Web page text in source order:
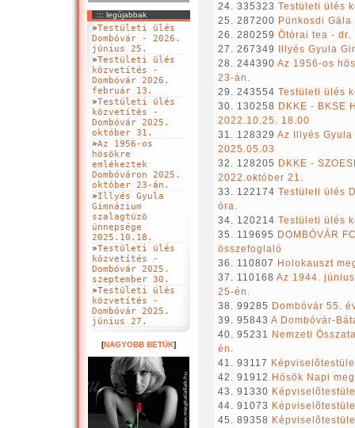
24. 335323 Testületi ülés
25. 287200 Pünkosdi
26. 280259 Ötórai tea - dr.
27. 267349
Illyés Gyula
28. 244390 Az 1956-os
23-án.
29. 243554 Testületi ülés
30. 130258 DKKE - BKSE
2022.10.25. 18.00
31. 128329 Az Illyés
2025.05.03
32. 128205 DKKE -
2022.október 21.
33. 122174 Testületi ülés
óra.
34. 120214 Testületi ülés
35. 119695 DOMBÓVÁR
összefoglaló
36. 110807 Holokauszt
37. 110168 Az 1944.
25-én.
38. 99285 Dombóvár 55.
39. 95843 A Dombóvár-
40. 95231 Nemzeti
én.
41. 93117
42. 91912 Hösök Napi
43. 91330
44. 91073
45. 89358
::: legújabbak
»Testületi ülés
Dombóvár - 2026.
június 25.
»Testületi ülés
közvetítés -
Dombóvár 2026.
február 13.
»Testületi ülés
közvetítés -
Dombóvár 2025.
október 31.
»Az 1956-os
hösökre
emlékeztek
Dombóváron 2025.
október 23-án.
»Illyés Gyula
Gimnázium
szalagtüzö
ünnepsége
2025.10.18.
»Testületi ülés
közvetítés -
Dombóvár 2025.
szeptember 30.
»Testületi ülés
közvetítés -
Dombóvár 2025.
június 27.
[NAGYOBB BETÜK]